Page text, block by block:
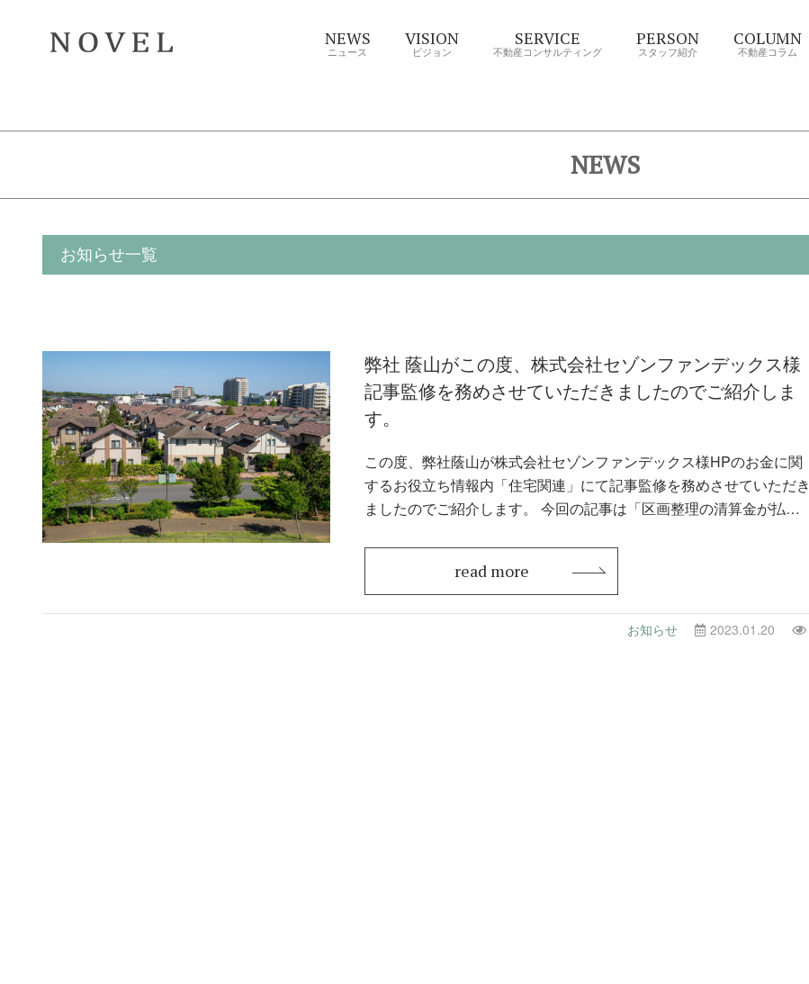
NEWS
ニュース
VISION
ビジョン
SERVICE
不動産コンサルティング
PERSON
スタッフ紹介
COLUMN
不動産コラム
NEWS
お知らせ一覧
弊社 蔭山がこの度、株式会社セゾンファンデックス様
記事監修を務めさせていただきましたのでご紹介しま
す。
この度、弊社蔭山が株式会社セゾンファンデックス様HPのお金に関
するお役立ち情報内「住宅関連」にて記事監修を務めさせていただき
ましたのでご紹介します。 今回の記事は「区画整理の清算金が払え
read more
お知らせ 2023.01.20